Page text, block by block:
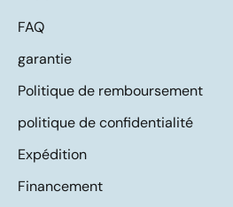
FAQ
garantie
Politique de remboursement
politique de confidentialité
Expédition
Financement